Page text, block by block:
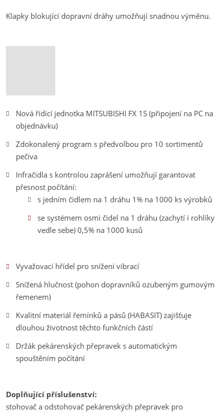
Klapky blokující dopravní dráhy umožňují snadnou výměnu.
Nová řídící jednotka MITSUBISHI FX 1S (připojení na PC na
objednávku)
Zdokonalený program s předvolbou pro 10 sortimentů
pečiva
Infračidla s kontrolou zaprášení umožňují garantovat
přesnost počítání:
s jedním čidlem na 1 dráhu 1% na 1000 ks výrobků
se systémem osmi čidel na 1 dráhu (zachytí i rohlíky
vedle sebe) 0,5% na 1000 kusů
Vyvažovací hřídel pro snížení vibrací
Snížená hlučnost (pohon dopravníků ozubeným gumovým
řemenem)
Kvalitní materiál řemínků a pásů (HABASIT) zajišťuje
dlouhou životnost těchto funkčních částí
Držák pekárenských přepravek s automatickým
spouštěním počítání
Doplňující příslušenství:
stohovač a odstohovač pekárenských přepravek pro